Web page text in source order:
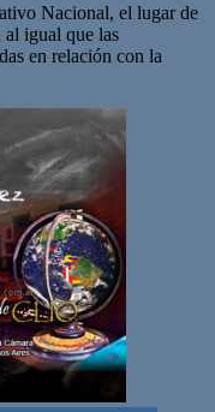
Nacional, el lugar de
al igual que las
en relación con la